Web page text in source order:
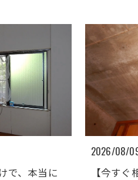
で、本当に
2026/08/
【今す